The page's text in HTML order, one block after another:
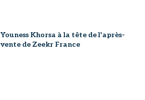
Youness Khorsa à la tête de l'après-
vente de Zeekr France